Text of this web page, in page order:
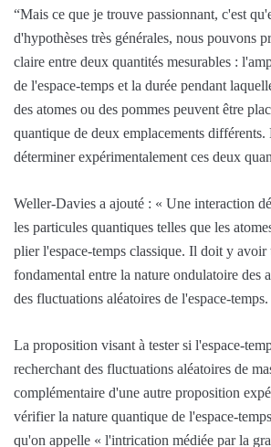
“Mais ce que je trouve passionnant, c'est
d'hypothèses très générales, nous pouvons
claire entre deux quantités mesurables :
de l'espace-temps et la durée pendant
des atomes ou des pommes peuvent être
quantique de deux emplacements
déterminer expérimentalement ces deux
Weller-Davies a ajouté : « Une interaction
les particules quantiques telles que les
plier l'espace-temps classique. Il doit y
fondamental entre la nature ondulatoire des
des fluctuations aléatoires de l'espace-temps.
La proposition visant à tester si l'espace-
recherchant des fluctuations aléatoires de
complémentaire d'une autre proposition
vérifier la nature quantique de l'espace-
qu'on appelle « l'intrication médiée par la